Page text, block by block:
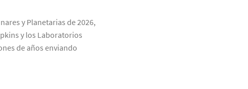
y Planetarias de 2026,
y los Laboratorios
de años enviando